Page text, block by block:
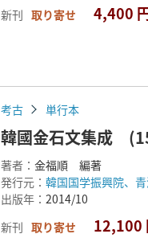
新刊 取り寄せ 4,400
考古 単行本
韓國金石文集成
著者： 金福順 編著
発行元： 韓国国学振興院、
出版年： 2014/10
新刊 取り寄せ 12,100